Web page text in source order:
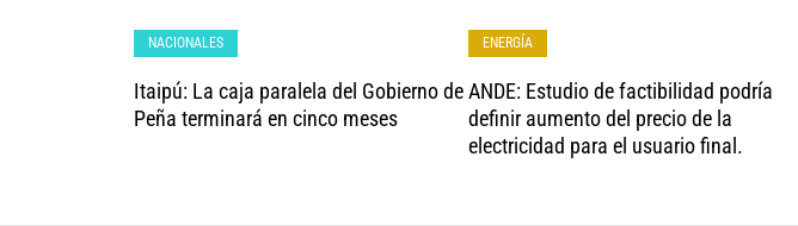
Itaipú: La caja paralela del Gobierno de
Peña terminará en cinco meses
NACIONALES
ANDE: Estudio de factibilidad podría
definir aumento del precio de la
electricidad para el usuario final.
ENERGÍA